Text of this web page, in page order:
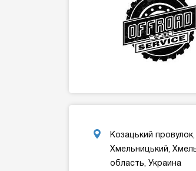
Козацький
Хмельницький,
область, Украина